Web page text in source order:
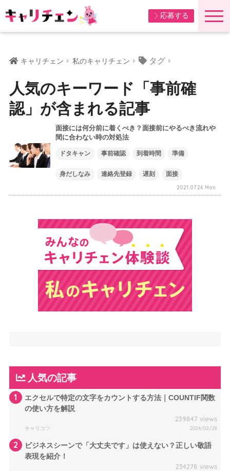
応募する
キャリチェン 私のキャリチェン タグ
人気のキーワード「事前確
認」が含まれる記事
面接には何分前に着くべき？面接前にやるべき流れや
間に合わない時の対処法
ドタキャン 事前確認 到着時間 準備
身だしなみ 連絡先登録 遅刻 面接
2021.07.26 Mon
人気の記事
1
エクセルで特定の文字をカウントする方法｜COUNTIF関数
の使い方を解説
239847 views
キャリコツ 2024/02/28
2
ビジネスシーンで「大丈夫です」は使えない？正しい敬語
表現を紹介！
234278 views